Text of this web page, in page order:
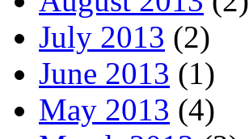
July 2013 (2)
June 2013 (1)
May 2013 (4)